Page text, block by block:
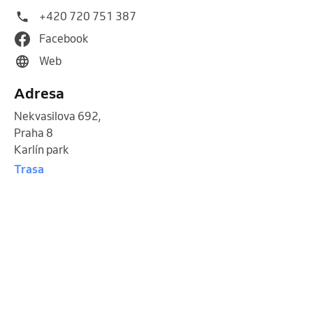
+420 720 751 387
Facebook
Web
Adresa
Nekvasilova 692,
Praha 8
Karlín park
Trasa